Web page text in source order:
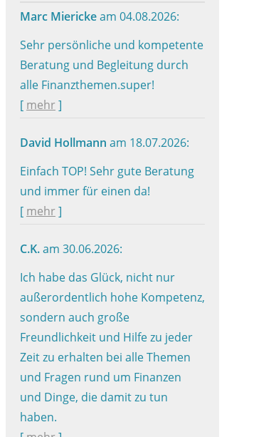
Marc Mierickeam 04.08.2026:
Sehr persönliche und kompetente
Beratung und Begleitung durch
alle Finanzthemen.super!
[ mehr ]
David Hollmann am 18.07.2026:
Einfach TOP! Sehr gute Beratung
und immer für einen da!
[ mehr ]
C.K.am 30.06.2026:
Ich habe das Glück, nicht nur
außerordentlich hohe Kompetenz,
sondern auch große
Freundlichkeit und Hilfe zu jeder
Zeit zu erhalten bei alle Themen
und Fragen rund um Finanzen
und Dinge, die damit zu tun
haben.